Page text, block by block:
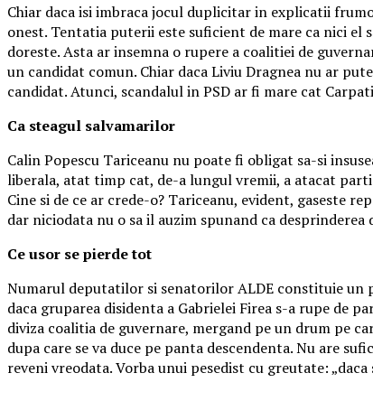
Chiar daca isi imbraca jocul duplicitar in explicatii
onest. Tentatia puterii este suficient de mare ca nici el
doreste. Asta ar insemna o rupere a coalitiei de
un candidat comun. Chiar daca Liviu Dragnea nu ar
candidat. Atunci, scandalul in PSD ar fi mare cat
Ca steagul salvamarilor
Calin Popescu Tariceanu nu poate fi obligat sa-si
liberala, atat timp cat, de-a lungul vremii, a atacat
Cine si de ce ar crede-o? Tariceanu, evident, gaseste
dar niciodata nu o sa il auzim spunand ca
Ce usor se pierde tot
Numarul deputatilor si senatorilor ALDE constituie un
daca gruparea disidenta a Gabrielei Firea s-a rupe de
diviza coalitia de guvernare, mergand pe un drum pe
dupa care se va duce pe panta descendenta. Nu are
reveni vreodata. Vorba unui pesedist cu greutate: